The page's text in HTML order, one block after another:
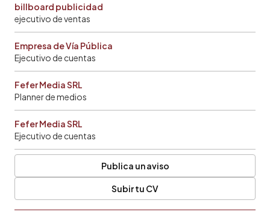
billboard publicidad
ejecutivo de ventas
Empresa de Vía Pública
Ejecutivo de cuentas
Fefer Media SRL
Planner de medios
Fefer Media SRL
Ejecutivo de cuentas
Publica un aviso
Subir tu CV